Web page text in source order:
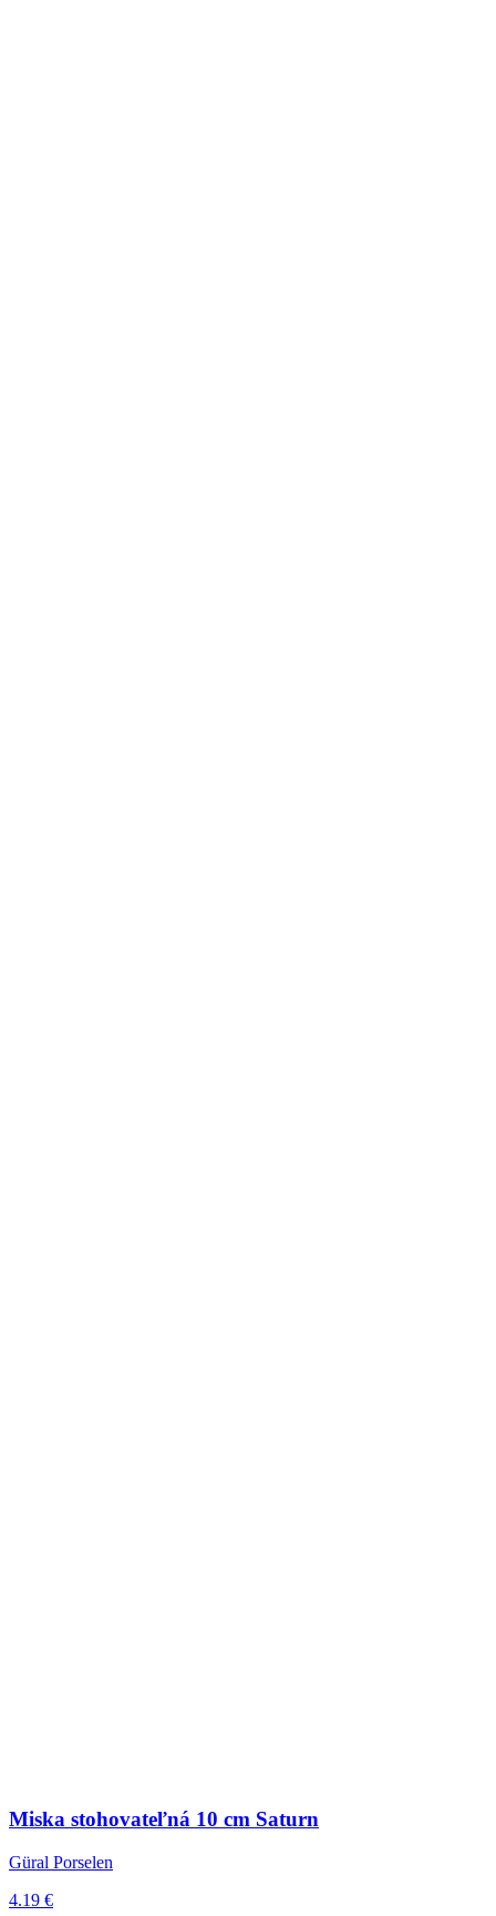
Miska stohovateľná 10 cm Saturn
Güral Porselen
4.19 €